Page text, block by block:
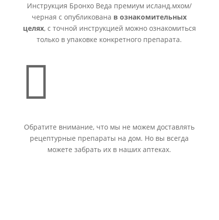
Инструкция Бронхо Веда премиум исланд.мхом/
черная с опубликована в ознакомительных
целях, с точной инструкцией можно ознакомиться
только в упаковке конкретного препарата.

Обратите внимание, что мы не можем доставлять
рецептурные препараты на дом. Но вы всегда
можете забрать их в наших аптеках.